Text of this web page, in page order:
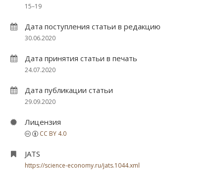
15–19
Дата поступления статьи в редакцию
30.06.2020
Дата принятия статьи в печать
24.07.2020
Дата публикации статьи
29.09.2020
Лицензия
CC BY 4.0
JATS
https://science-economy.ru/jats.1044.xml